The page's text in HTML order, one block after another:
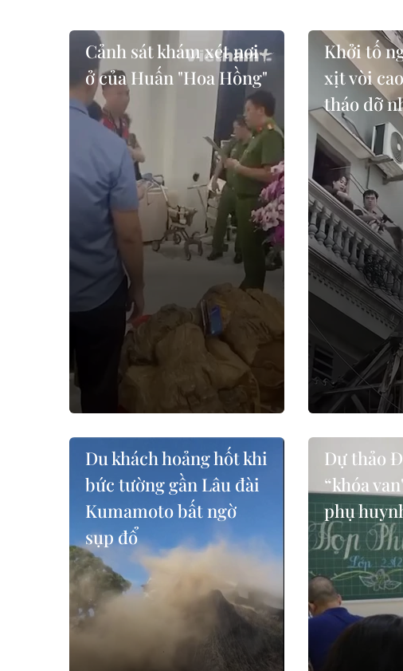
Cảnh sát khám xét nơi
ở của Huấn "Hoa Hồng"
Khởi tố
xịt vòi
tháo dỡ
Du khách hoảng hốt khi
bức tường gần Lâu đài
Kumamoto bất ngờ
sụp đổ
Dự thảo
“khóa
phụ